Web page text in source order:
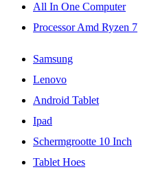
All In One Computer
Processor Amd Ryzen 7
Samsung
Lenovo
Android Tablet
Ipad
Schermgrootte 10 Inch
Tablet Hoes